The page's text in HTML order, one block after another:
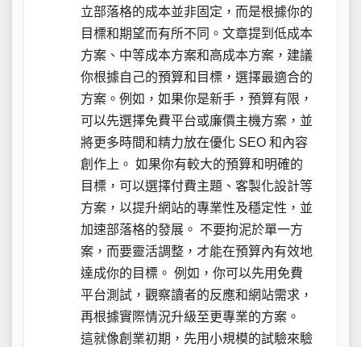
立部落格的成本並非固定，而是根據你的
目標和期望而有所不同。文章提到低成本
方案、中等成本方案和高成本方案，建議
你根據自己的預算和目標，選擇最適合的
方案。例如，如果你是新手，預算有限，
可以先選擇免費平台或廉價主機方案，並
將更多時間和精力放在優化 SEO 和內容
創作上。 如果你有較大的預算和明確的
目標，可以選擇付費主題、客製化設計等
方案，以提升網站的專業性及穩定性，並
加速部落格的發展。 不要拘泥於單一方
案，而要靈活調整，才能在預算內有效地
達成你的目標。 例如，你可以先用免費
平台測試，觀察讀者的反應和網站需求，
再根據實際情況升級至更專業的方案。
這就像創業初期，先用小規模的試驗來驗